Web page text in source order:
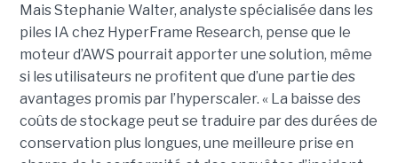
Mais Stephanie Walter, analyste spécialisée dans les
piles IA chez HyperFrame Research, pense que le
moteur d’AWS pourrait apporter une solution, même
si les utilisateurs ne profitent que d’une partie des
avantages promis par l’hyperscaler. « La baisse des
coûts de stockage peut se traduire par des durées de
conservation plus longues, une meilleure prise en